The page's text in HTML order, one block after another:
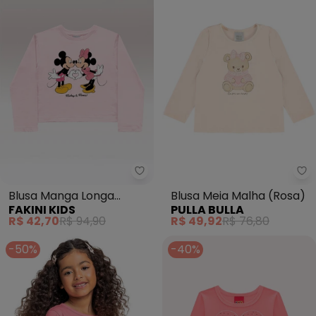
Fakini Kids - Blusa Manga
Blusa Manga Longa
Minnie (Rosa)
FAKINI KIDS
R$ 42,70R$ 94,90
Blusa Meia Malha (Rosa)
PULLA BULLA
R$ 49,92R$ 76,80
-50%
-40%